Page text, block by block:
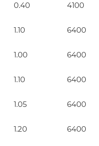
0.40 4100
1.10 6400
1.00 6400
1.10 6400
1.05 6400
1.20 6400